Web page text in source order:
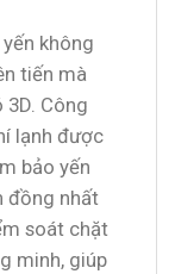
không
tiến mà
Công
lạnh được
bảo yến
đồng nhất
soát chặt
minh, giúp